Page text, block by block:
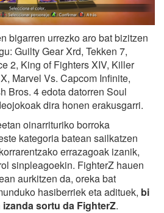
bigarren urrezko aro bat bizitzen
Guilty Gear Xrd, Tekken 7,
2, King of Fighters XIV, Killer
Marvel Vs. Capcom Infinite,
Bros. 4 edota datorren Soul
dira honen erakusgarri.
oinarrituriko borroka
kategoria batean sailkatzen
errazagoak izanik,
sinpleagoekin. FighterZ hauen
aurkitzen da, oreka bat
hasiberriek eta adituek, bi
sortu da FighterZ.